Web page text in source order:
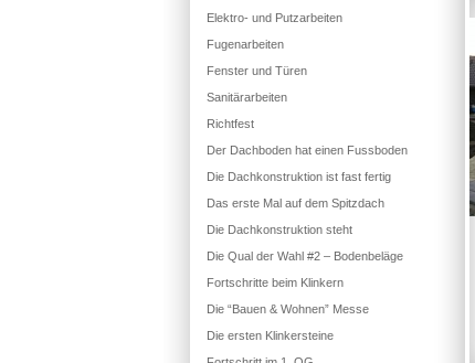
Elektro- und Putzarbeiten
Fugenarbeiten
Fenster und Türen
Sanitärarbeiten
Richtfest
Der Dachboden hat einen Fussboden
Die Dachkonstruktion ist fast fertig
Das erste Mal auf dem Spitzdach
Die Dachkonstruktion steht
Die Qual der Wahl #2 – Bodenbeläge
Fortschritte beim Klinkern
Die “Bauen & Wohnen” Messe
Die ersten Klinkersteine